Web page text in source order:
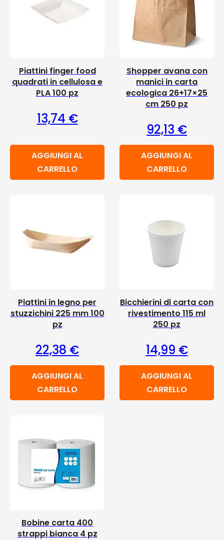
Piattini finger food
quadrati in cellulosa e
PLA 100 pz
13,74 €
AGGIUNGI AL
CARRELLO
Shopper avana con
manici in carta
ecologica 26+17×25
cm 250 pz
92,13 €
AGGIUNGI AL
CARRELLO
Piattini in legno per
stuzzichini 225 mm 100
pz
22,38 €
AGGIUNGI AL
CARRELLO
Bicchierini di carta con
rivestimento 115 ml
250 pz
14,99 €
AGGIUNGI AL
CARRELLO
Bobine carta 400
strappi bianca 4 pz